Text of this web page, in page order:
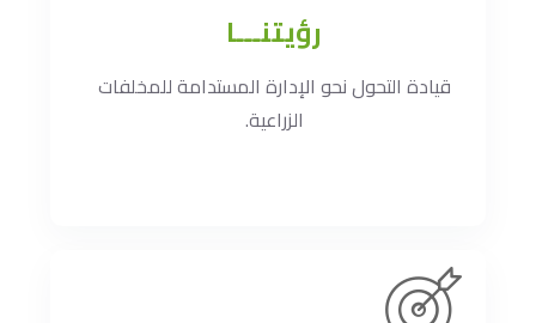
رؤيتنـــا
قيادة التحول نحو الإدارة المستدامة للمخلفات
الزراعية.